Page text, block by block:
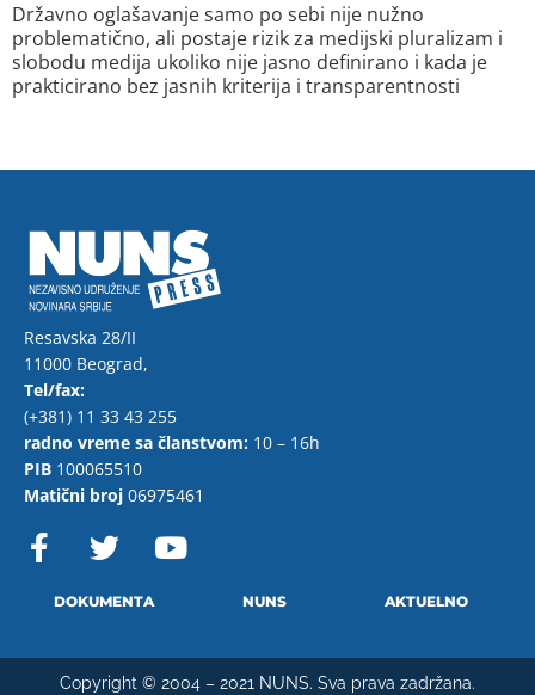
Državno oglašavanje samo po sebi nije nužno
problematično, ali postaje rizik za medijski pluralizam i
slobodu medija ukoliko nije jasno definirano i kada je
prakticirano bez jasnih kriterija i transparentnosti
Resavska 28/II
11000 Beograd,
Tel/fax:
(+381) 11 33 43 255
radno vreme sa članstvom: 10 – 16h
PIB 100065510
Matični broj 06975461
F
a
o
w
t
e
o
b
DOKUMENTA NUNS AKTUELNO
Copyright © 2004 – 2021 NUNS. Sva prava zadržana.